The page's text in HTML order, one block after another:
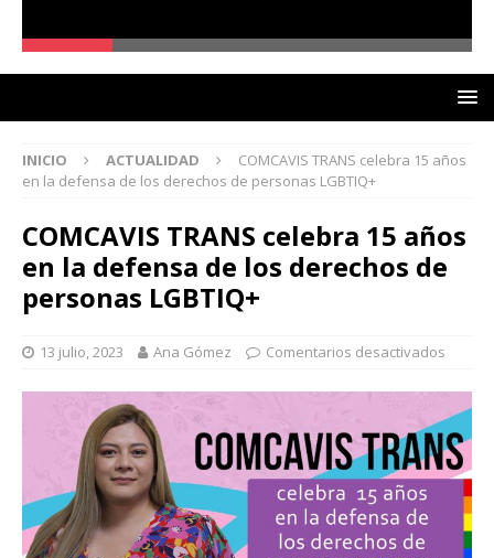
INICIO ACTUALIDAD
COMCAVIS TRANS celebra 15 años
en la defensa de los derechos de personas LGBTIQ+
COMCAVIS TRANS celebra 15 años
en la defensa de los derechos de
personas LGBTIQ+
13 julio, 2023 Ana Gómez Comentarios desactivados